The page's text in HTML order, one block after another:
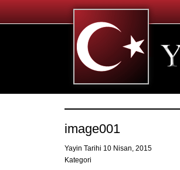
image001
Yayin Tarihi 10 Nisan, 2015
Kategori